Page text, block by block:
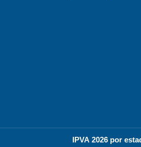
IPVA 2026 por